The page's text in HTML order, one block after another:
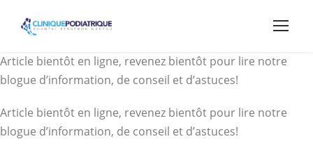
Article bientôt en ligne, revenez bientôt pour lire notre
blogue d’information, de conseil et d’astuces!
Article bientôt en ligne, revenez bientôt pour lire notre
blogue d’information, de conseil et d’astuces!